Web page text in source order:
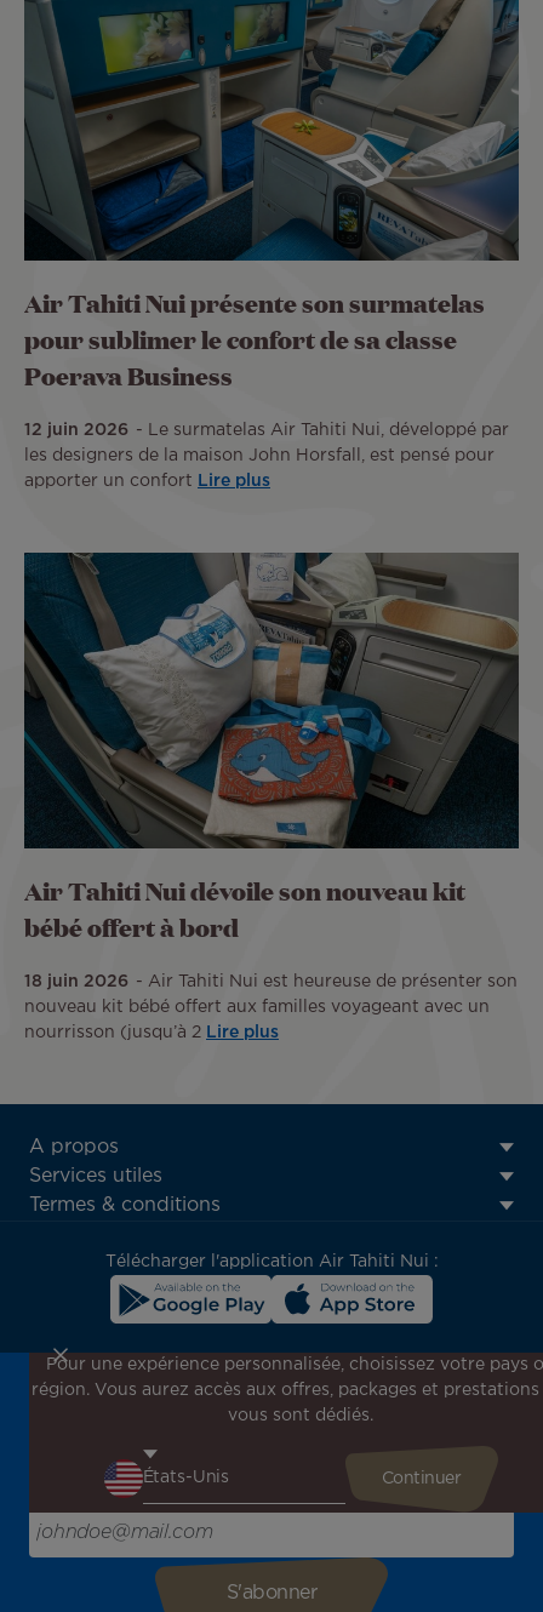
Air Tahiti Nui présente son surmatelas
pour sublimer le confort de sa classe
Poerava Business
12 juin 2026
Le surmatelas Air Tahiti Nui, développé par
les designers de la maison John Horsfall, est pensé pour
apporter un confort
Lire plus
Air Tahiti Nui dévoile son nouveau kit
bébé offert à bord
18 juin 2026
Air Tahiti Nui est heureuse de présenter son
nouveau kit bébé offert aux familles voyageant avec un
nourrisson (jusqu’à 2 Lire plus
ATN:
Footer
menu
A propos
Services utiles
Termes & conditions
Télécharger l'application Air Tahiti Nui :
Inscrivez-vous à notre newsletter !
Recevez en avant-première toutes nos offres spéciales et
l'inspiration pour votre prochain voyage !
Saisissez votre adresse e-mail ici
Pour une expérience personnalisée, choisissez votre pays
région. Vous aurez accès aux offres, packages et prestations
vous sont dédiés.